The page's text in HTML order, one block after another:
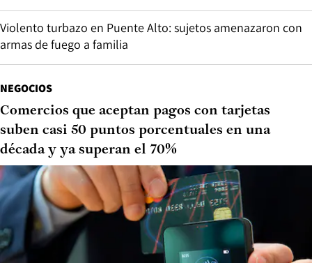
Violento turbazo en Puente Alto: sujetos amenazaron con
armas de fuego a familia
NEGOCIOS
Comercios que aceptan pagos con tarjetas
suben casi 50 puntos porcentuales en una
década y ya superan el 70%